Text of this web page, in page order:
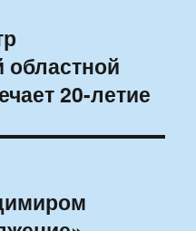
областной
20-летие